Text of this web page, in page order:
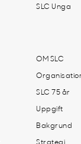
SLC Unga
OM SLC
SLC 75 år
Uppgift
Bakgrund